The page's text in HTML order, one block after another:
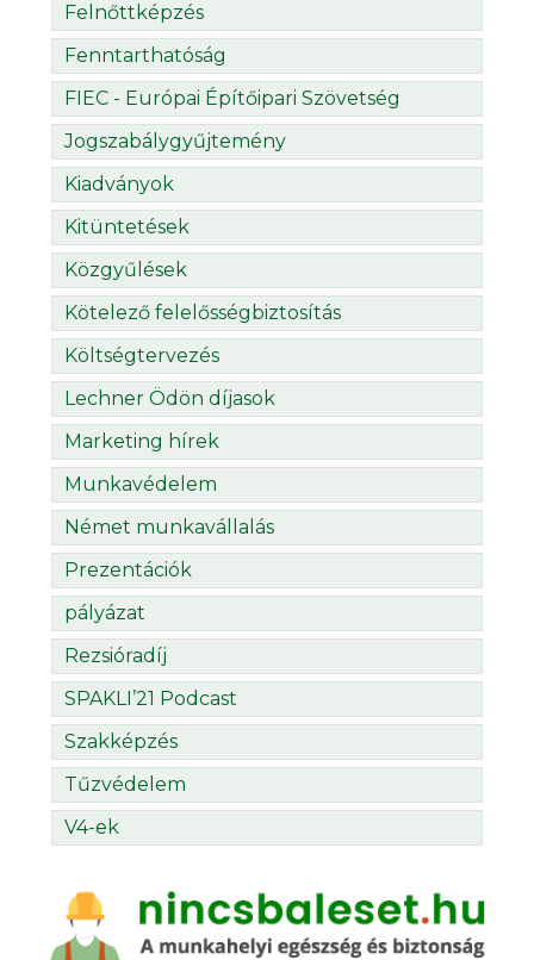
Felnőttképzés
Fenntarthatóság
FIEC - Európai Építőipari Szövetség
Jogszabálygyűjtemény
Kiadványok
Kitüntetések
Közgyűlések
Kötelező felelősségbiztosítás
Költségtervezés
Lechner Ödön díjasok
Marketing hírek
Munkavédelem
Német munkavállalás
Prezentációk
pályázat
Rezsióradíj
SPAKLI’21 Podcast
Szakképzés
Tűzvédelem
V4-ek